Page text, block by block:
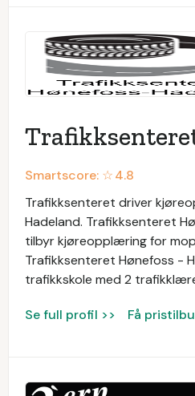
Smartscore: ☆4.8
Trafikksenteret driver
Hadeland. Trafikksenteret
tilbyr kjøreopplæring for
Trafikksenteret Hønefoss -
trafikkskole med 2
Se full profil >> Få